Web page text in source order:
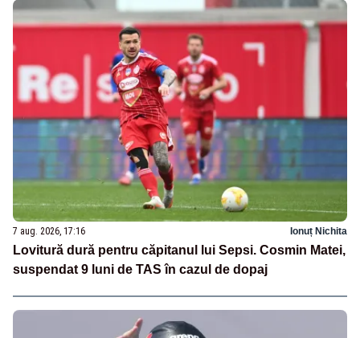
7 aug. 2026, 17:16 Ionuț Nichita
Lovitură dură pentru căpitanul lui Sepsi. Cosmin Matei,
suspendat 9 luni de TAS în cazul de dopaj